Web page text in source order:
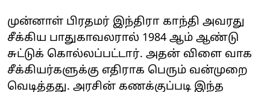
முன்னாள் பிரதமர் இந்திரா காந்தி அவரது
சீக்கிய பாதுகாவலரால் 1984 ஆம் ஆண்டு
சுட்டுக் கொல்லப்பட்டார். அதன் விளை வாக
சீக்கியர்களுக்கு எதிராக பெரும் வன்முறை
வெடித்தது. அரசின் கணக்குப்படி இந்த